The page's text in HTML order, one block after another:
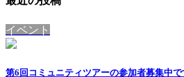
イベント
第6回コミュニティツアーの参加者募集中で